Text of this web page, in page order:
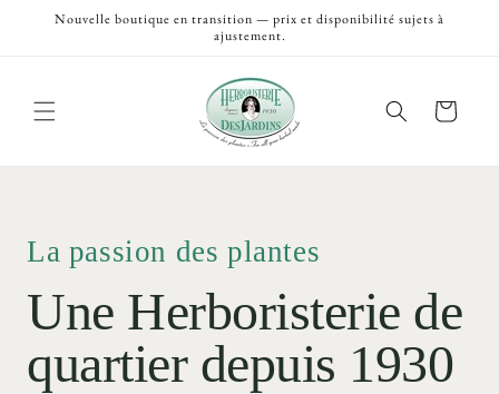
passer
Nouvelle boutique en transition — prix et disponibilité sujets à
ajustement.
Panier
La passion des plantes
Une Herboristerie de
quartier depuis 1930